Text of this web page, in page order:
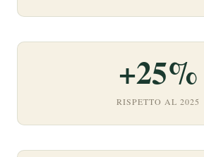
+25%
RISPETTO AL 2025